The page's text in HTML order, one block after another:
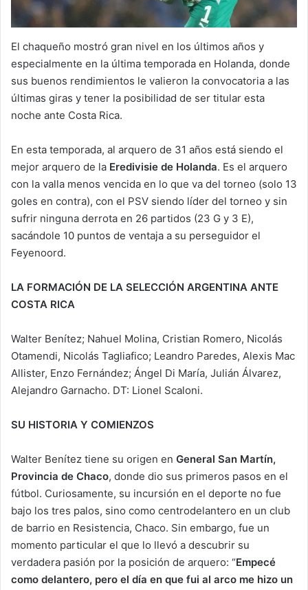
El chaqueño mostró gran nivel en los últimos años y
especialmente en la última temporada en Holanda, donde
sus buenos rendimientos le valieron la convocatoria a las
últimas giras y tener la posibilidad de ser titular esta
noche ante Costa Rica.
En esta temporada, al arquero de 31 años está siendo el
mejor arquero de la Eredivisie de Holanda. Es el arquero
con la valla menos vencida en lo que va del torneo (solo 13
goles en contra), con el PSV siendo líder del torneo y sin
sufrir ninguna derrota en 26 partidos (23 G y 3 E),
sacándole 10 puntos de ventaja a su perseguidor el
Feyenoord.
LA FORMACIÓN DE LA SELECCIÓN ARGENTINA ANTE
COSTA RICA
Walter Benítez; Nahuel Molina, Cristian Romero, Nicolás
Otamendi, Nicolás Tagliafico; Leandro Paredes, Alexis Mac
Allister, Enzo Fernández; Ángel Di María, Julián Álvarez,
Alejandro Garnacho. DT: Lionel Scaloni.
SU HISTORIA Y COMIENZOS
Walter Benítez tiene su origen en General San Martín,
Provincia de Chaco, donde dio sus primeros pasos en el
fútbol. Curiosamente, su incursión en el deporte no fue
bajo los tres palos, sino como centrodelantero en un club
de barrio en Resistencia, Chaco. Sin embargo, fue un
momento particular el que lo llevó a descubrir su
verdadera pasión por la posición de arquero: “Empecé
como delantero, pero el día en que fui al arco me hizo un